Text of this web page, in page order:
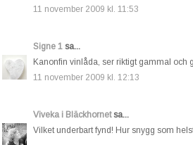
11 november 2009 kl. 11:53
Signe 1 sa...
Kanonfin vinlåda, ser riktigt gammal och
11 november 2009 kl. 12:13
Viveka i Bläckhornetsa...
Vilket underbart fynd! Hur snygg som